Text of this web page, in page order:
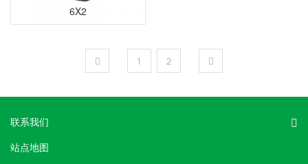
6X2
1 2
联系我们
站点地图